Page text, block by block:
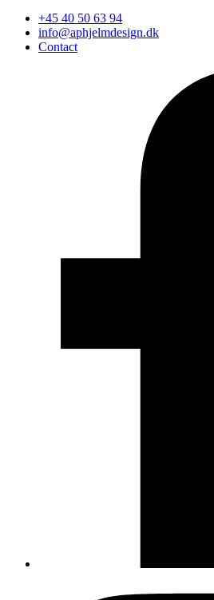
+45 40 50 63 94
info@aphjelmdesign.dk
Contact